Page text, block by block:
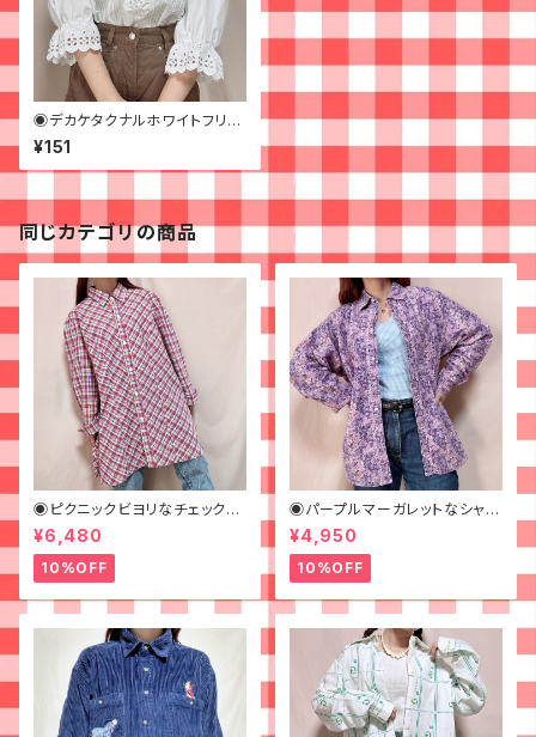
◉デカケタクナルホワイトフリル
なブラウス◉ 古着 白 レース
¥151
同じカテゴリの商品
◉ピクニックビヨリなチェックシ
ャツワンピ◉ 古着 赤 青 黄
¥6,480
10%OFF
◉パープルマーガレットなシャツ
◉ 古着 花柄 紫
¥4,950
10%OFF